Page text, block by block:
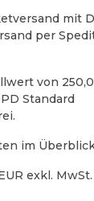
mit
per
von
Standard
im
exkl.